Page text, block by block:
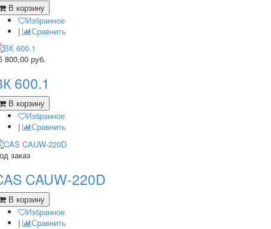
В корзину
Избранное
|
Сравнить
800,00 руб.
600.1
В корзину
Избранное
|
Сравнить
заказ
CAUW-220D
В корзину
Избранное
|
Сравнить